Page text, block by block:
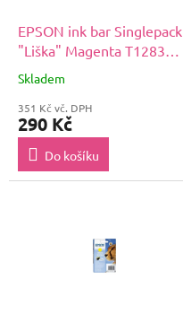
EPSON ink bar Singlepack
"Liška" Magenta T1283
DURABrite Ultra Ink (3,5
Skladem
351 Kč vč. DPH
290 Kč
Do košíku